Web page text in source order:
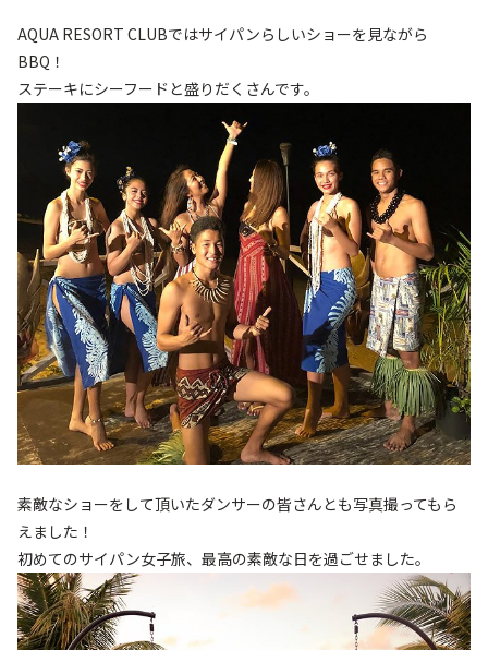
AQUA RESORT CLUBではサイパンらしいショーを見ながら
BBQ！
ステーキにシーフードと盛りだくさんです。
素敵なショーをして頂いたダンサーの皆さんとも写真撮ってもら
えました！
初めてのサイパン女子旅、最高の素敵な日を過ごせました。